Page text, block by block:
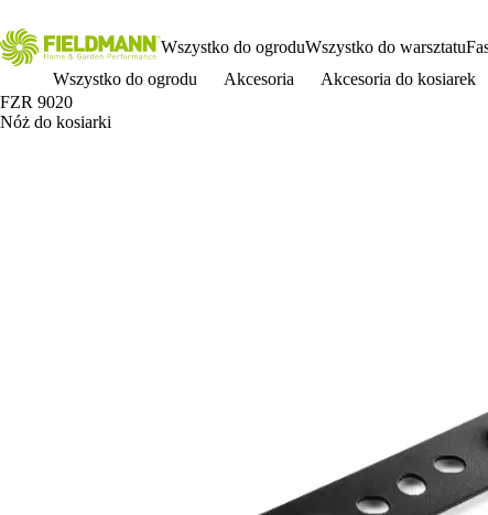
Wszystko do ogroduWszystko do warsztatu
Wszystko do ogrodu
Akcesoria Akcesoria do kosiarek
FZR 9020
Nóż do kosiarki